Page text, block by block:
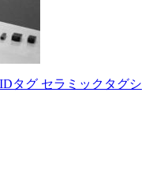
タグ セラミックタグシ